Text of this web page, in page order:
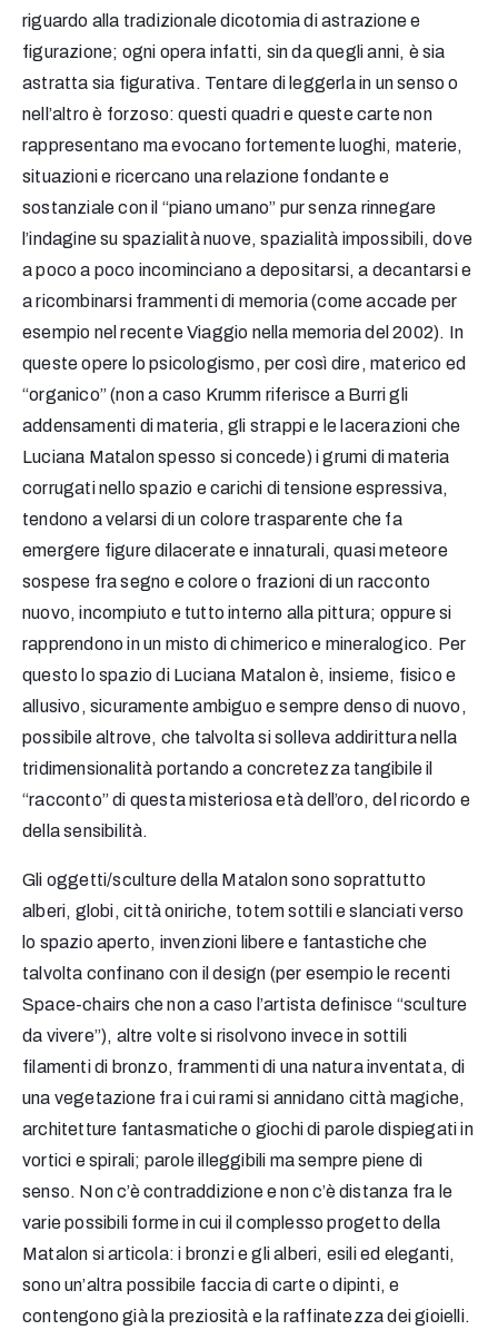
riguardo alla tradizionale dicotomia di astrazione e
figurazione; ogni opera infatti, sin da quegli anni, è sia
astratta sia figurativa. Tentare di leggerla in un senso o
nell’altro è forzoso: questi quadri e queste carte non
rappresentano ma evocano fortemente luoghi, materie,
situazioni e ricercano una relazione fondante e
sostanziale con il “piano umano” pur senza rinnegare
l’indagine su spazialità nuove, spazialità impossibili, dove
a poco a poco incominciano a depositarsi, a decantarsi e
a ricombinarsi frammenti di memoria (come accade per
esempio nel recente Viaggio nella memoria del 2002). In
queste opere lo psicologismo, per così dire, materico ed
“organico” (non a caso Krumm riferisce a Burri gli
addensamenti di materia, gli strappi e le lacerazioni che
Luciana Matalon spesso si concede) i grumi di materia
corrugati nello spazio e carichi di tensione espressiva,
tendono a velarsi di un colore trasparente che fa
emergere figure dilacerate e innaturali, quasi meteore
sospese fra segno e colore o frazioni di un racconto
nuovo, incompiuto e tutto interno alla pittura; oppure si
rapprendono in un misto di chimerico e mineralogico. Per
questo lo spazio di Luciana Matalon è, insieme, fisico e
allusivo, sicuramente ambiguo e sempre denso di nuovo,
possibile altrove, che talvolta si solleva addirittura nella
tridimensionalità portando a concretezza tangibile il
“racconto” di questa misteriosa età dell’oro, del ricordo e
della sensibilità.
Gli oggetti/sculture della Matalon sono soprattutto
alberi, globi, città oniriche, totem sottili e slanciati verso
lo spazio aperto, invenzioni libere e fantastiche che
talvolta confinano con il design (per esempio le recenti
Space-chairs che non a caso l’artista definisce “sculture
da vivere”), altre volte si risolvono invece in sottili
filamenti di bronzo, frammenti di una natura inventata, di
una vegetazione fra i cui rami si annidano città magiche,
architetture fantasmatiche o giochi di parole dispiegati in
vortici e spirali; parole illeggibili ma sempre piene di
senso. Non c’è contraddizione e non c’è distanza fra le
varie possibili forme in cui il complesso progetto della
Matalon si articola: i bronzi e gli alberi, esili ed eleganti,
sono un’altra possibile faccia di carte o dipinti, e
contengono già la preziosità e la raffinatezza dei gioielli.